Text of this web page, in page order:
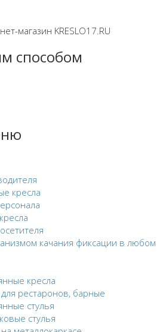
магазин KRESLO17.RU
способом
кресла
качания фиксации в любом
кресла
для рестаронов, барные
стулья
стулья